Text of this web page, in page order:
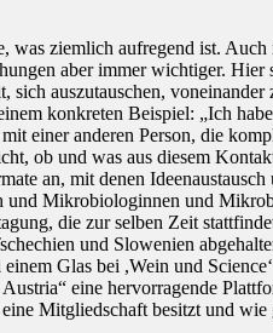
ziemlich aufregend ist. Auch
aber immer wichtiger.
auszutauschen, voneinander
konkreten Beispiel: „Ich
einer anderen Person, die
ob und was aus diesem
an, mit denen
und Mikrobiologinnen und
die zur selben Zeit
und Slowenien
Glas bei ,Wein und
eine hervorragende
Mitgliedschaft besitzt und